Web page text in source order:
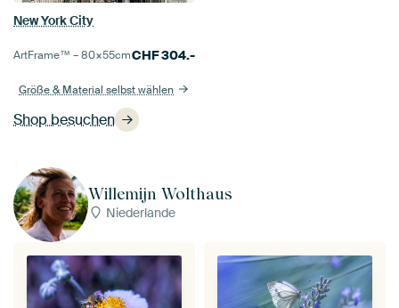
Shop besuchen
New York City
ArtFrame™ –80×55cmCHF304.-
Größe & Material selbst wählen
Willemijn Wolthaus
Niederlande